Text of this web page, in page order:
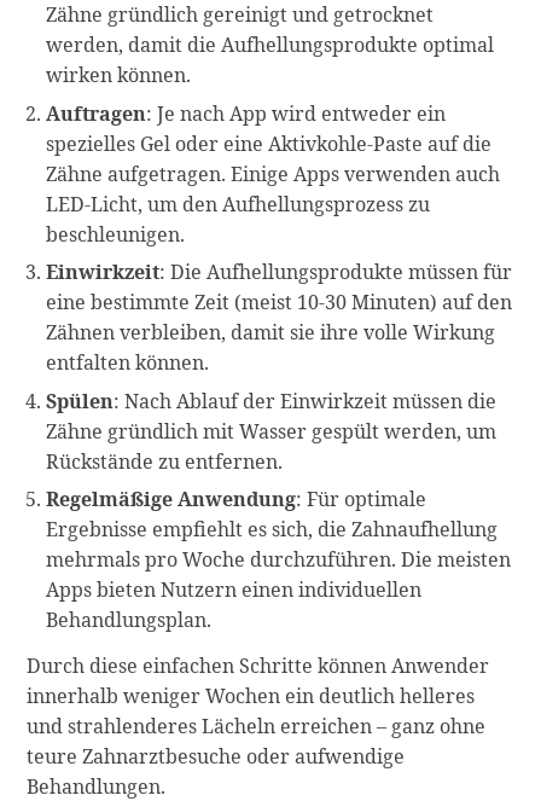
Zähne gründlich gereinigt und getrocknet
werden, damit die Aufhellungsprodukte optimal
wirken können.
Auftragen: Je nach App wird entweder ein
spezielles Gel oder eine Aktivkohle-Paste auf die
Zähne aufgetragen. Einige Apps verwenden auch
LED-Licht, um den Aufhellungsprozess zu
beschleunigen.
Einwirkzeit: Die Aufhellungsprodukte müssen für
eine bestimmte Zeit (meist 10-30 Minuten) auf den
Zähnen verbleiben, damit sie ihre volle Wirkung
entfalten können.
Spülen: Nach Ablauf der Einwirkzeit müssen die
Zähne gründlich mit Wasser gespült werden, um
Rückstände zu entfernen.
Regelmäßige Anwendung: Für optimale
Ergebnisse empfiehlt es sich, die Zahnaufhellung
mehrmals pro Woche durchzuführen. Die meisten
Apps bieten Nutzern einen individuellen
Behandlungsplan.
Durch diese einfachen Schritte können Anwender
innerhalb weniger Wochen ein deutlich helleres
und strahlenderes Lächeln erreichen – ganz ohne
teure Zahnarztbesuche oder aufwendige
Behandlungen.